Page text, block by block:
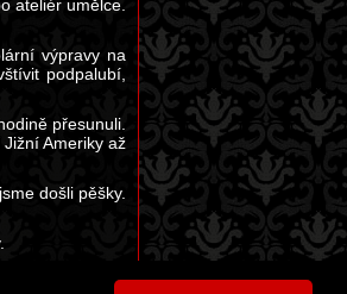
ateliér umělce.
výpravy na
podpalubí,
přesunuli.
Ameriky až
došli pěšky.